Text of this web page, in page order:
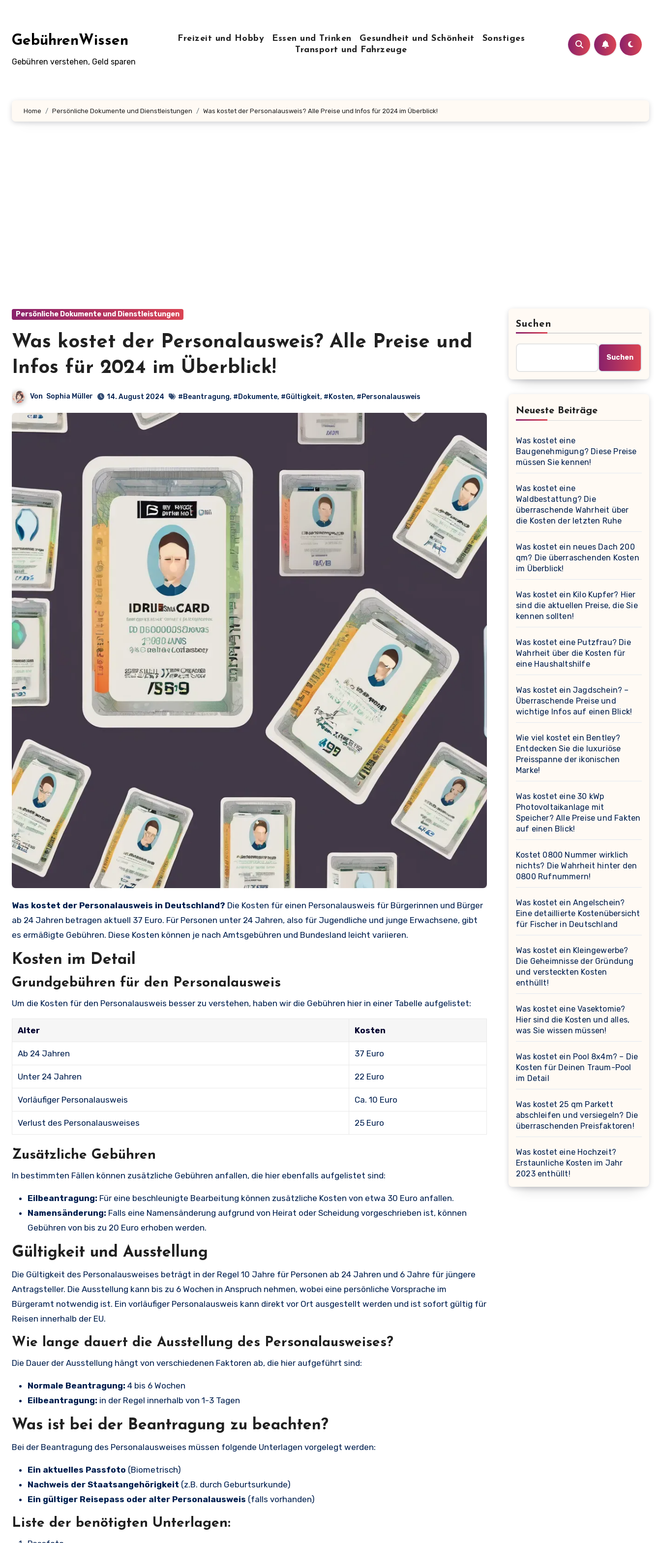
springen
GebührenWissen
Gebühren verstehen, Geld sparen
Freizeit und Hobby Essen und Trinken Gesundheit und Schönheit
Sonstiges
Transport und Fahrzeuge
Home Persönliche Dokumente und Dienstleistungen Was kostet der Personalausweis? Alle Preise und Infos für 2024 im Überblick!
Persönliche Dokumente und Dienstleistungen
Was kostet der Personalausweis? Alle Preise und
Infos für 2024 im Überblick!
Von Sophia Müller 14. August 2024 #Beantragung, #Dokumente, #Gültigkeit, #Kosten, #Personalausweis
Was kostet der Personalausweis in Deutschland? Die Kosten für einen Personalausweis für Bürgerinnen und Bürger
ab 24 Jahren betragen aktuell 37 Euro. Für Personen unter 24 Jahren, also für Jugendliche und junge Erwachsene, gibt
es ermäßigte Gebühren. Diese Kosten können je nach Amtsgebühren und Bundesland leicht variieren.
Kosten im Detail
Grundgebühren für den Personalausweis
Um die Kosten für den Personalausweis besser zu verstehen, haben wir die Gebühren hier in einer Tabelle aufgelistet:
Alter Kosten
Ab 24 Jahren 37 Euro
Unter 24 Jahren 22 Euro
Vorläufiger Personalausweis Ca. 10 Euro
Verlust des Personalausweises 25 Euro
Zusätzliche Gebühren
In bestimmten Fällen können zusätzliche Gebühren anfallen, die hier ebenfalls aufgelistet sind:
Eilbeantragung: Für eine beschleunigte Bearbeitung können zusätzliche Kosten von etwa 30 Euro anfallen.
Namensänderung: Falls eine Namensänderung aufgrund von Heirat oder Scheidung vorgeschrieben ist, können
Gebühren von bis zu 20 Euro erhoben werden.
Gültigkeit und Ausstellung
Die Gültigkeit des Personalausweises beträgt in der Regel 10 Jahre für Personen ab 24 Jahren und 6 Jahre für jüngere
Antragsteller. Die Ausstellung kann bis zu 6 Wochen in Anspruch nehmen, wobei eine persönliche Vorsprache im
Bürgeramt notwendig ist. Ein vorläufiger Personalausweis kann direkt vor Ort ausgestellt werden und ist sofort gültig für
Reisen innerhalb der EU.
Wie lange dauert die Ausstellung des Personalausweises?
Die Dauer der Ausstellung hängt von verschiedenen Faktoren ab, die hier aufgeführt sind:
Normale Beantragung: 4 bis 6 Wochen
Eilbeantragung: in der Regel innerhalb von 1-3 Tagen
Was ist bei der Beantragung zu beachten?
Bei der Beantragung des Personalausweises müssen folgende Unterlagen vorgelegt werden:
Ein aktuelles Passfoto (Biometrisch)
Nachweis der Staatsangehörigkeit (z.B. durch Geburtsurkunde)
Ein gültiger Reisepass oder alter Personalausweis (falls vorhanden)
Liste der benötigten Unterlagen:
Suchen
Suchen
Neueste Beiträge
Was kostet eine
Baugenehmigung? Diese Preise
müssen Sie kennen!
Was kostet eine
Waldbestattung? Die
überraschende Wahrheit über
die Kosten der letzten Ruhe
Was kostet ein neues Dach 200
qm? Die überraschenden Kosten
im Überblick!
Was kostet ein Kilo Kupfer? Hier
sind die aktuellen Preise, die Sie
kennen sollten!
Was kostet eine Putzfrau? Die
Wahrheit über die Kosten für
eine Haushaltshilfe
Was kostet ein Jagdschein? –
Überraschende Preise und
wichtige Infos auf einen Blick!
Wie viel kostet ein Bentley?
Entdecken Sie die luxuriöse
Preisspanne der ikonischen
Marke!
Was kostet eine 30 kWp
Photovoltaikanlage mit
Speicher? Alle Preise und Fakten
auf einen Blick!
Kostet 0800 Nummer wirklich
nichts? Die Wahrheit hinter den
0800 Rufnummern!
Was kostet ein Angelschein?
Eine detaillierte Kostenübersicht
für Fischer in Deutschland
Was kostet ein Kleingewerbe?
Die Geheimnisse der Gründung
und versteckten Kosten
enthüllt!
Was kostet eine Vasektomie?
Hier sind die Kosten und alles,
was Sie wissen müssen!
Was kostet ein Pool 8x4m? – Die
Kosten für Deinen Traum-Pool
im Detail
Was kostet 25 qm Parkett
abschleifen und versiegeln? Die
überraschenden Preisfaktoren!
Was kostet eine Hochzeit?
Erstaunliche Kosten im Jahr
2023 enthüllt!